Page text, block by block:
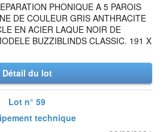
PHONIQUE A 5 PAROIS
DE COULEUR GRIS ANTHRACITE
EN ACIER LAQUE NOIR DE
BUZZIBLINDS CLASSIC. 191 X
Détail du lot
Lot n° 59
technique